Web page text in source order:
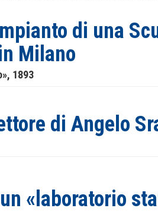
di una
Milano
1893
di Angelo
«laboratorio